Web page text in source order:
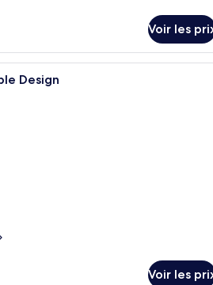
Voir les
Une chambre d’hôtel avec
Design
Voir les